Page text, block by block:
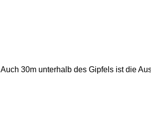
Auch 30m unterhalb des Gipfels ist die